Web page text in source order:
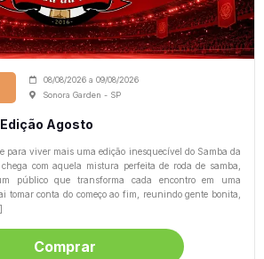
08/08/2026a 09/08/2026
Sonora Garden - SP
Agosto
para viver mais uma edição inesquecível do Samba da
com aquela mistura perfeita de roda de samba,
público que transforma cada encontro em uma
tomar conta do começo ao fim, reunindo gente bonita,
Comprar